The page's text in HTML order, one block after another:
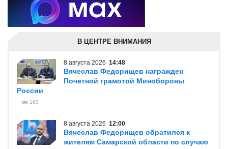
В ЦЕНТРЕ ВНИМАНИЯ
8 августа 2026 14:48
Вячеслав Федорищев награжден
Почетной грамотой Минобороны
России
163
8 августа 2026 12:00
Вячеслав Федорищев обратился к
жителям Самарской области по случаю